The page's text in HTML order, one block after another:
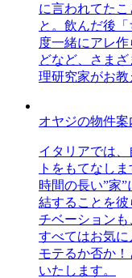
に言われてた
と。飲んだ後
度一緒にアレ
どなど、さま
理研究家がお教
オヤジの物件案
イタリアでは
トをもてなし
時間の長い”家
結することを
チベーションも
すべてはお気に
モテるか否か
いたします。